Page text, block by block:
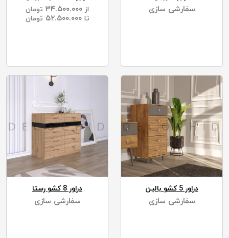
سفارشی سازی
از
تومان
تا ۵۲.۵۰۰.۰۰۰ تومان
دراور 5 کشو بالین
سفارشی سازی
دراور 8 کشو رستا
سفارشی سازی